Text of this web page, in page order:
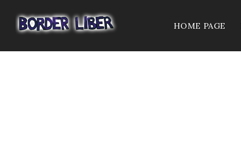
HOME PAGE